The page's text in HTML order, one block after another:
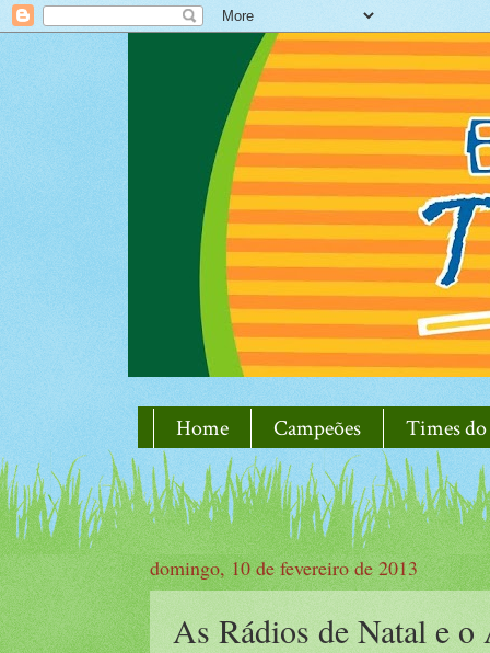
Home Campeões Times do
domingo, 10 de fevereiro de 2013
As Rádios de Natal e